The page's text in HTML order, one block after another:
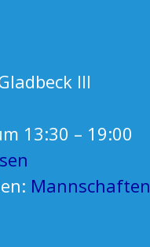
III
13:30 – 19:00
Mannschaften